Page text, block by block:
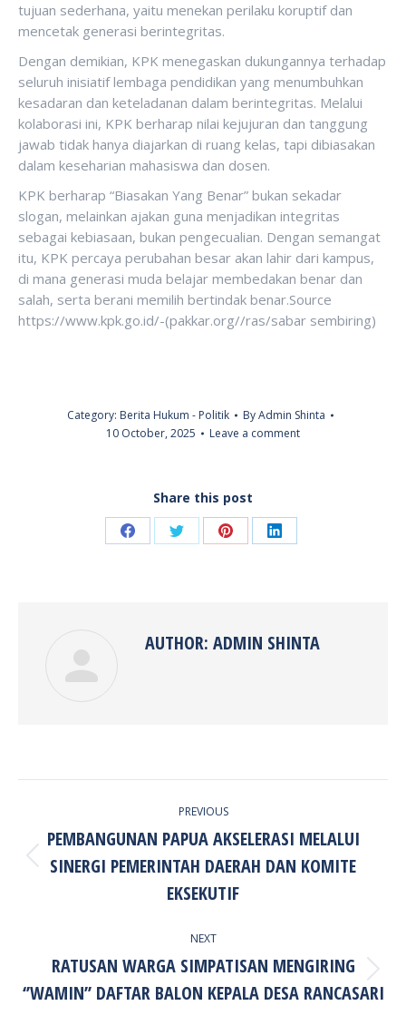
tujuan sederhana, yaitu menekan perilaku koruptif dan
mencetak generasi berintegritas.
Dengan demikian, KPK menegaskan dukungannya terhadap
seluruh inisiatif lembaga pendidikan yang menumbuhkan
kesadaran dan keteladanan dalam berintegritas. Melalui
kolaborasi ini, KPK berharap nilai kejujuran dan tanggung
jawab tidak hanya diajarkan di ruang kelas, tapi dibiasakan
dalam keseharian mahasiswa dan dosen.
KPK berharap “Biasakan Yang Benar” bukan sekadar
slogan, melainkan ajakan guna menjadikan integritas
sebagai kebiasaan, bukan pengecualian. Dengan semangat
itu, KPK percaya perubahan besar akan lahir dari kampus,
di mana generasi muda belajar membedakan benar dan
salah, serta berani memilih bertindak benar.Source
https://www.kpk.go.id/-(pakkar.org//ras/sabar sembiring)
Category: Berita Hukum - Politik ByAdmin Shinta
10 October, 2025
Leave a comment
Share this post
Share Share Share Share
AUTHOR: ADMIN SHINTA
PREVIOUS
Previous
post:
PEMBANGUNAN PAPUA AKSELERASI MELALUI
SINERGI PEMERINTAH DAERAH DAN KOMITE
EKSEKUTIF
NEXT
Next
post:
RATUSAN WARGA SIMPATISAN MENGIRING
‘’WAMIN’’ DAFTAR BALON KEPALA DESA RANCASARI